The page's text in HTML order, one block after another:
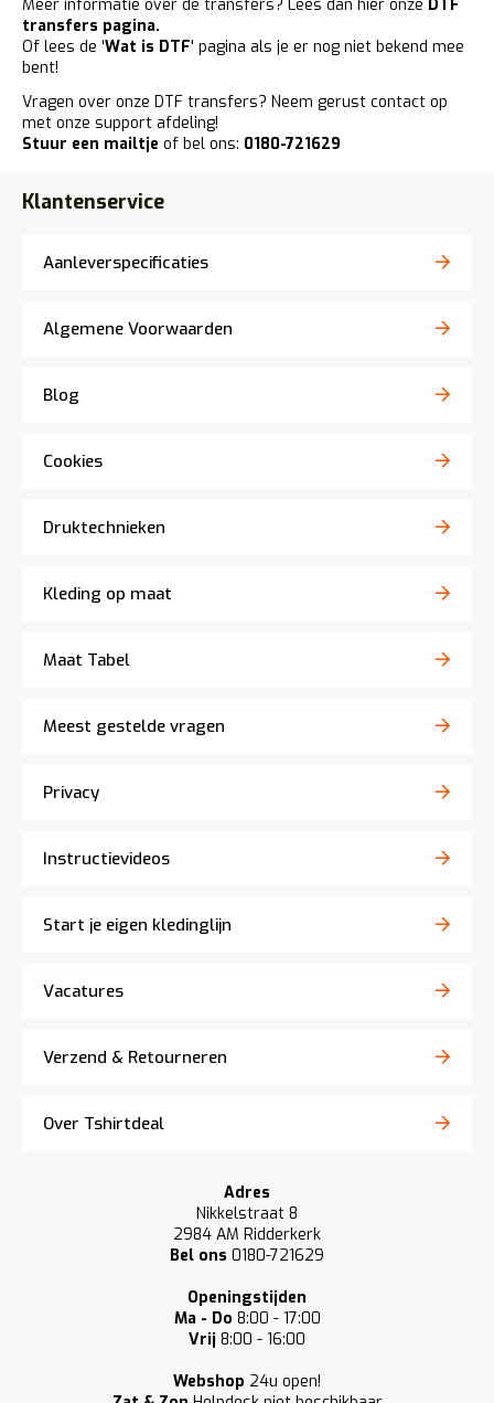
Meer informatie over de transfers? Lees dan hier onze DTF
transfers pagina.
Of lees de 'Wat is DTF' pagina als je er nog niet bekend mee
bent!
Vragen over onze DTF transfers? Neem gerust contact op
met onze support afdeling!
Stuur een mailtje of bel ons: 0180-721629
Klantenservice
Aanleverspecificaties
Algemene Voorwaarden
Blog
Cookies
Druktechnieken
Kleding op maat
Maat Tabel
Meest gestelde vragen
Privacy
Instructievideos
Start je eigen kledinglijn
Vacatures
Verzend & Retourneren
Over Tshirtdeal
Adres
Nikkelstraat 8
2984 AM Ridderkerk
Bel ons 0180-721629
Openingstijden
Ma - Do 8:00 - 17:00
Vrij 8:00 - 16:00
Webshop 24u open!